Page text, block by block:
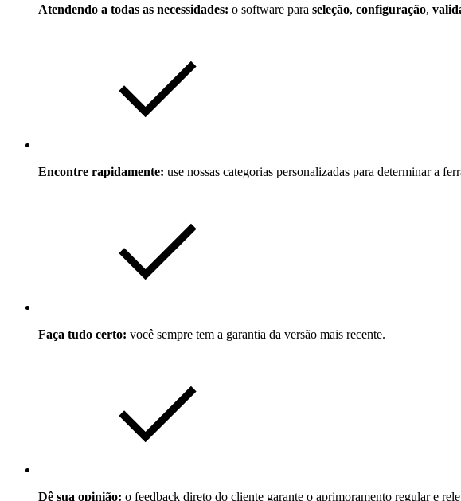
Atendendo a todas as necessidades: o software para seleção, configuração,
Encontre rapidamente: use nossas categorias personalizadas para determinar a
Faça tudo certo: você sempre tem a garantia da versão mais recente.
Dê sua opinião: o feedback direto do cliente garante o aprimoramento regular e